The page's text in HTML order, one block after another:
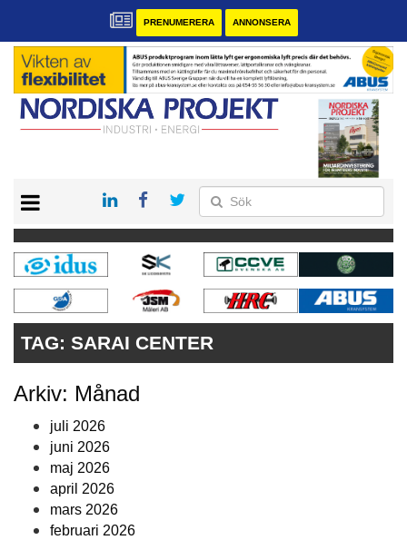
PRENUMERERA ANNONSERA
KONTAKT
VÅRA ANDRA MAGASIN
PRENUMERERA
ANNONSERA
TAG: SARAI CENTER
Arkiv: Månad
juli 2026
juni 2026
maj 2026
april 2026
mars 2026
februari 2026